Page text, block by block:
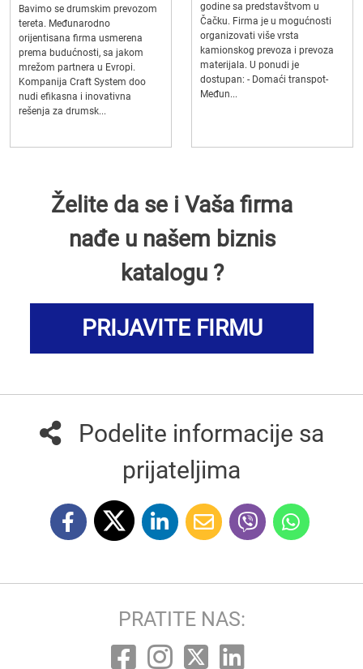
Bavimo se drumskim prevozom
tereta. Međunarodno
orijentisana firma usmerena
prema budućnosti, sa jakom
mrežom partnera u Evropi.
Kompanija Craft System doo
nudi efikasna i inovativna
rešenja za drumsk...
godine sa predstavštvom u
Čačku. Firma je u mogućnosti
organizovati više vrsta
kamionskog prevoza i prevoza
materijala. U ponudi je
dostupan: - Domaći transpot-
Međun...
Želite da se i Vaša firma
nađe u našem biznis
katalogu ?
PRIJAVITE FIRMU
Podelite informacije sa
prijateljima
PRATITE NAS: